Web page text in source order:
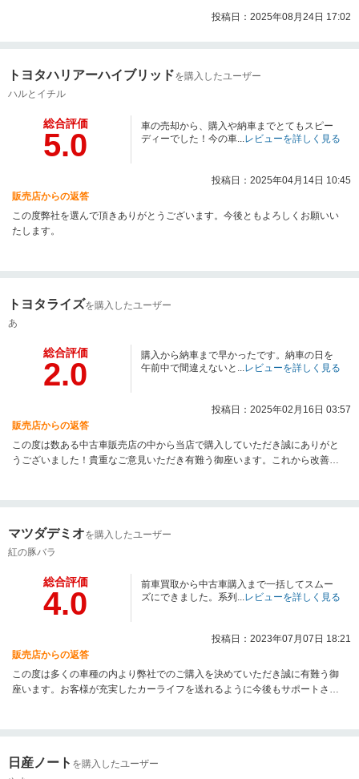
投稿日：2025年08月24日 17:02
トヨタハリアーハイブリッドを購入したユーザー
ハルとイチル
総合評価
5.0
車の売却から、購入や納車までとてもスピー
ディーでした！今の車...レビューを詳しく見る
投稿日：2025年04月14日 10:45
販売店からの返答
この度弊社を選んで頂きありがとうございます。今後ともよろしくお願いい
たします。
トヨタライズを購入したユーザー
あ
総合評価
2.0
購入から納車まで早かったです。納車の日を
午前中で間違えないと...レビューを詳しく見る
投稿日：2025年02月16日 03:57
販売店からの返答
この度は数ある中古車販売店の中から当店で購入していただき誠にありがと
うございました！貴重なご意見いただき有難う御座います。これから改善活
マツダデミオを購入したユーザー
紅の豚バラ
総合評価
4.0
前車買取から中古車購入まで一括してスムー
ズにできました。系列...レビューを詳しく見る
投稿日：2023年07月07日 18:21
販売店からの返答
この度は多くの車種の内より弊社でのご購入を決めていただき誠に有難う御
座います。お客様が充実したカーライフを送れるように今後もサポートさせ
日産ノート を購入したユーザー